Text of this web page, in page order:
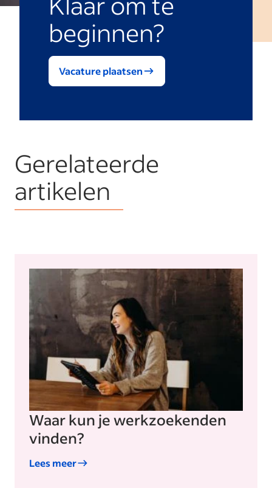
beginnen?
Vacature plaatsen
Gerelateerde
artikelen
Waar kun je werkzoekenden
vinden?
Lees meer